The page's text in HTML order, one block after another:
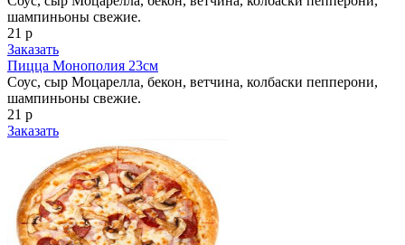
шампиньоны свежие.
21 р
Заказать
Пицца Монополия 23см
Соус, сыр Моцарелла, бекон, ветчина, колбаски пепперони,
шампиньоны свежие.
21 р
Заказать